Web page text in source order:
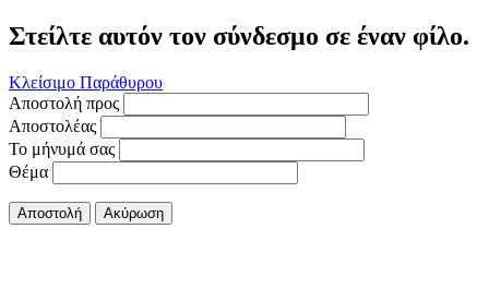
Στείλτε αυτόν τον σύνδεσμο σε έναν φίλο.
Κλείσιμο Παράθυρου
Αποστολή προς
Αποστολέας
Το μήνυμά σας
Θέμα
Αποστολή Ακύρωση